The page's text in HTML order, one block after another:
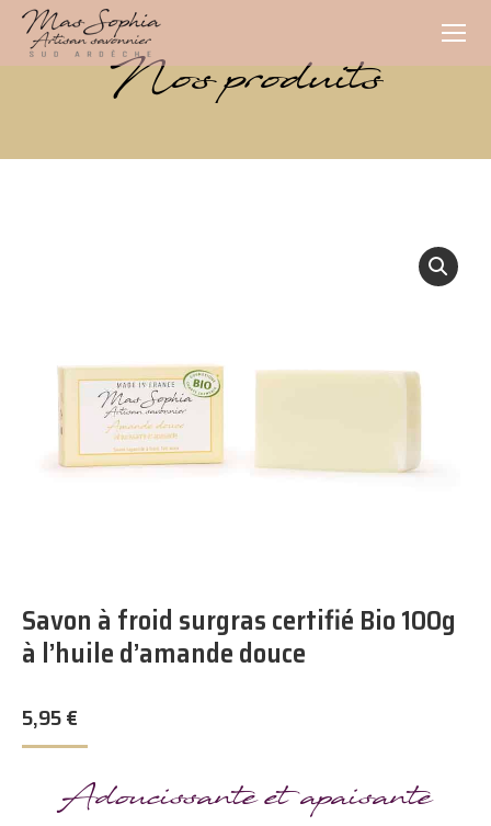
Nos produits
Savon à froid surgras certifié Bio 100g
à l’huile d’amande douce
5,95€
Adoucissante et apaisante